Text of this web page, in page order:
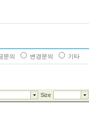
문의 변경문의 기타